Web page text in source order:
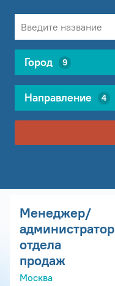
Город 9
Направление 4
Менеджер/
администратор
отдела
продаж
Москва